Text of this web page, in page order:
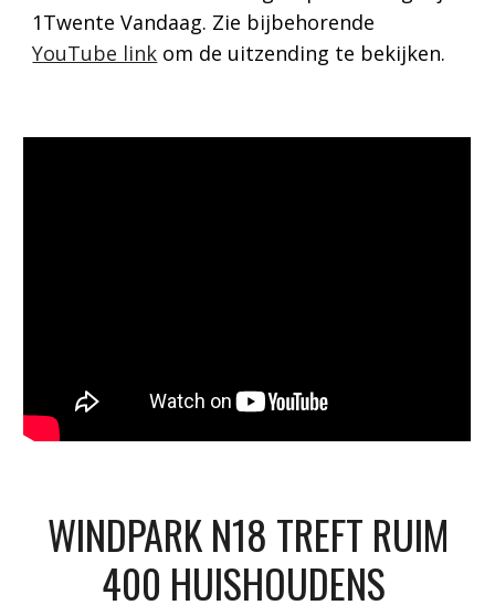
1Twente Vandaag. Zie bijbehorende
YouTube link om de uitzending te bekijken.
WINDPARK N18 TREFT RUIM
400 HUISHOUDENS